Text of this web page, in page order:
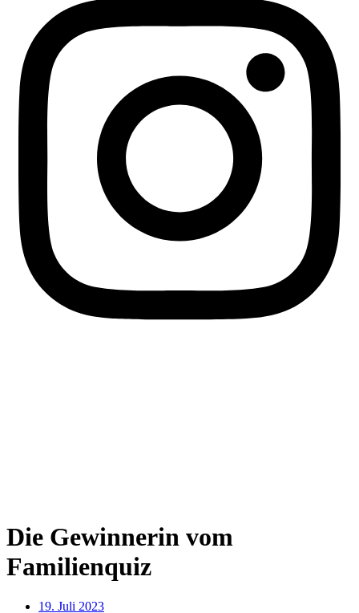
Die Gewinnerin vom
Familienquiz
19. Juli 2023